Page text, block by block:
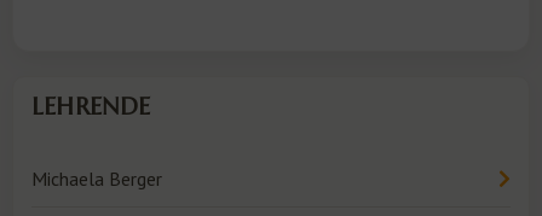
LEHRENDE
Michaela Berger